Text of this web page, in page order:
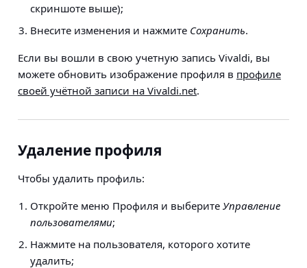
скриншоте выше);
Внесите изменения и нажмите Сохранить.
Если вы вошли в свою учетную запись Vivaldi, вы
можете обновить изображение профиля в профиле
своей учётной записи на Vivaldi.net.
Удаление профиля
Чтобы удалить профиль:
Откройте меню Профиля и выберите Управление
пользователями;
Нажмите на пользователя, которого хотите
удалить;